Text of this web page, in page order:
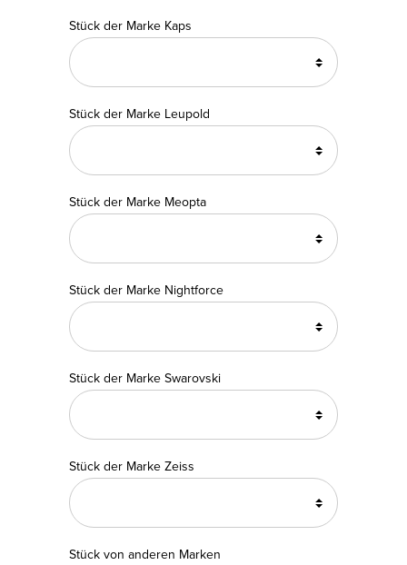
Stück der Marke Kaps
Stück der Marke Leupold
Stück der Marke Meopta
Stück der Marke Nightforce
Stück der Marke Swarovski
Stück der Marke Zeiss
Stück von anderen Marken